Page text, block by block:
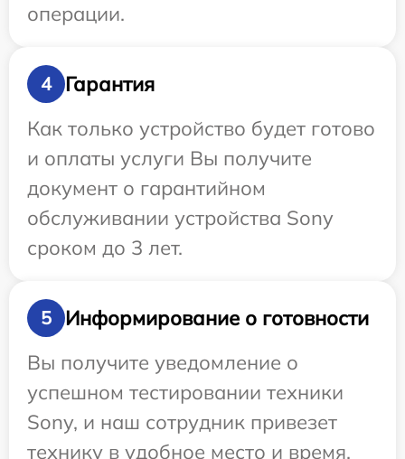
операции.
4
Гарантия
Как только устройство будет готово
и оплаты услуги Вы получите
документ о гарантийном
обслуживании устройства Sony
сроком до 3 лет.
5
Информирование о готовности
Вы получите уведомление о
успешном тестировании техники
Sony, и наш сотрудник привезет
технику в удобное место и время.